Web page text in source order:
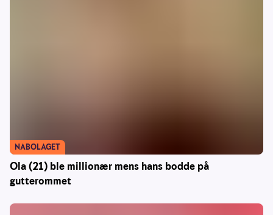
Ola (21) ble millionær mens hans bodde på
gutterommet
NABOLAGET